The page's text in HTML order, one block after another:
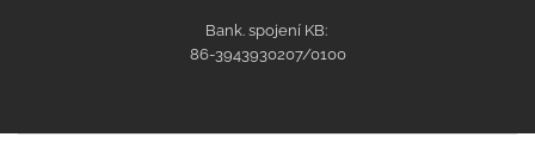
Bank. spojení KB:
86-3943930207/0100